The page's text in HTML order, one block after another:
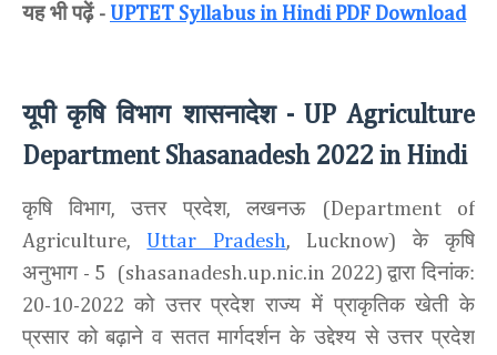
यह भी पढ़ें - UPTET Syllabus in Hindi PDF Download
यूपी कृषि विभाग शासनादेश- UP Agriculture
Department Shasanadesh 2022 in Hindi
कृषि विभाग, उत्तर प्रदेश, लखनऊ
(Department of
Agriculture, Uttar Pradesh, Lucknow) के कृषि
अनुभाग - 5 (shasanadesh.up.nic.in 2022)द्वारा दिनांक:
20-10-2022 को उत्तर प्रदेश राज्य में प्राकृतिक खेती के
प्रसार को बढ़ाने व सतत मार्गदर्शन के उद्देश्य से उत्तर प्रदेश